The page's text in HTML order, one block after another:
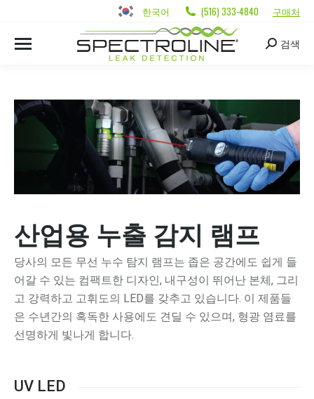
한국어 (516) 333-4840 구매처
검색
산업용 누출 감지 램프
당사의 모든 무선 누수 탐지 램프는 좁은 공간에도 쉽게 들
어갈 수 있는 컴팩트한 디자인, 내구성이 뛰어난 본체, 그리
고 강력하고 고휘도의 LED를 갖추고 있습니다. 이 제품들
은 수년간의 혹독한 사용에도 견딜 수 있으며, 형광 염료를
선명하게 빛나게 합니다.
UV LED